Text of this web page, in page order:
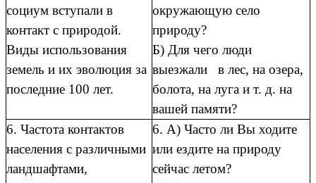
социум вступали в
контакт с природой.
Виды использования
земель и их эволюция за
последние 100 лет.
окружающую село
природу?
Б) Для чего люди
выезжали в лес, на озера,
болота, на луга и т. д. на
вашей памяти?
6. Частота контактов
населения с различными
ландшафтами,
6. А) Часто ли Вы ходите
или ездите на природу
сейчас летом?